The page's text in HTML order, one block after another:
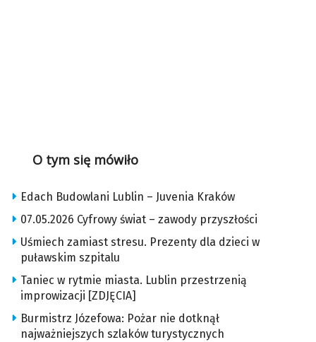
O tym się mówiło
Edach Budowlani Lublin – Juvenia Kraków
07.05.2026 Cyfrowy świat – zawody przyszłości
Uśmiech zamiast stresu. Prezenty dla dzieci w
puławskim szpitalu
Taniec w rytmie miasta. Lublin przestrzenią
improwizacji [ZDJĘCIA]
Burmistrz Józefowa: Pożar nie dotknął
najważniejszych szlaków turystycznych